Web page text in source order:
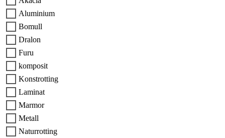
Aluminium
Bomull
Dralon
Furu
komposit
Konstrotting
Laminat
Marmor
Metall
Naturrotting